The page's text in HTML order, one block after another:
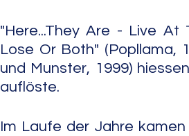
"Here...They Are - Live At
Lose Or Both" (Popllama,
und Munster, 1999)
auflöste.
Im Laufe der Jahre